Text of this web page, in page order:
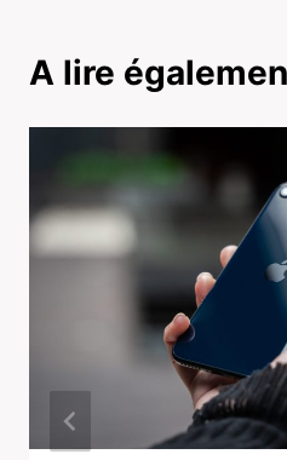
A lire